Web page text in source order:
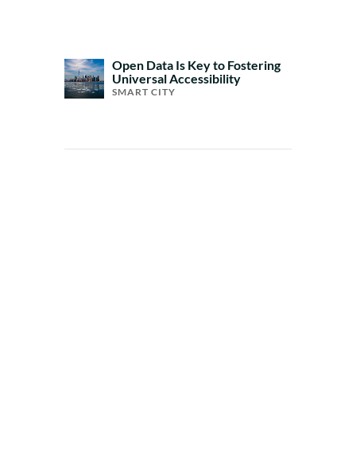
Open Data Is Key to Fostering
Universal Accessibility
SMART CITY